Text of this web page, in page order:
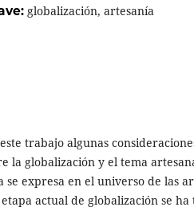
globalización, artesanía
trabajo algunas
la globalización y el tema
se expresa en el universo de las
actual de globalización se